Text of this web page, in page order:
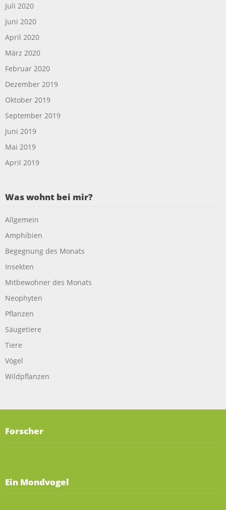
Juli 2020
Juni 2020
April 2020
März 2020
Februar 2020
Dezember 2019
Oktober 2019
September 2019
Juni 2019
Mai 2019
April 2019
Was wohnt bei mir?
Allgemein
Amphibien
Begegnung des Monats
Insekten
Mitbewohner des Monats
Neophyten
Pflanzen
Säugetiere
Tiere
Vögel
Wildpflanzen
Forscher
Ein Mondvogel